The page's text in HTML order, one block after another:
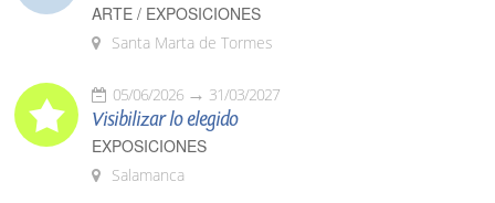
ARTE / EXPOSICIONES
Santa Marta de Tormes
05/06/2026 31/03/2027
Visibilizar lo elegido
EXPOSICIONES
Salamanca